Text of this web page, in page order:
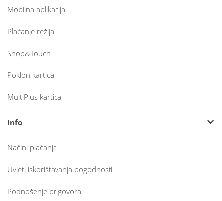
Mobilna aplikacija
Plaćanje režija
Shop&Touch
Poklon kartica
MultiPlus kartica
Info
Načini plaćanja
Uvjeti iskorištavanja pogodnosti
Podnošenje prigovora